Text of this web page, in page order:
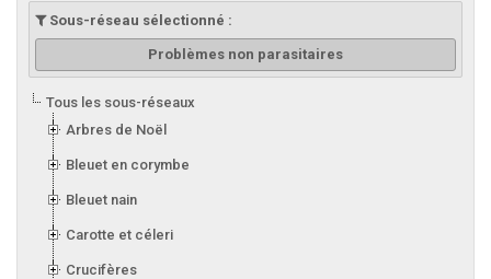
Sous-réseau sélectionné :
Problèmes non parasitaires
Tous les sous-réseaux
Arbres de Noël
Bleuet en corymbe
Bleuet nain
Carotte et céleri
Crucifères